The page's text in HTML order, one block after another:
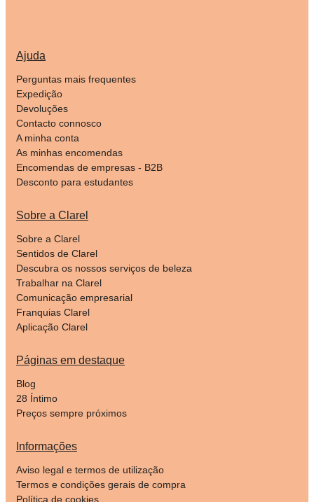
Ajuda
Perguntas mais frequentes
Expedição
Devoluções
Contacto connosco
A minha conta
As minhas encomendas
Encomendas de empresas - B2B
Desconto para estudantes
Sobre a Clarel
Sobre a Clarel
Sentidos de Clarel
Descubra os nossos serviços de beleza
Trabalhar na Clarel
Comunicação empresarial
Franquias Clarel
Aplicação Clarel
Páginas em destaque
Blog
28 Íntimo
Preços sempre próximos
Informações
Aviso legal e termos de utilização
Termos e condições gerais de compra
Política de cookies